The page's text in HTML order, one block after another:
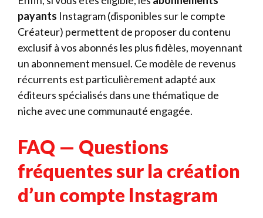
payants Instagram (disponibles sur le compte
Créateur) permettent de proposer du contenu
exclusif à vos abonnés les plus fidèles, moyennant
un abonnement mensuel. Ce modèle de revenus
récurrents est particulièrement adapté aux
éditeurs spécialisés dans une thématique de
niche avec une communauté engagée.
FAQ — Questions
fréquentes sur la création
d’un compte Instagram